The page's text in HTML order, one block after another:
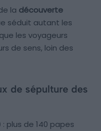
la découverte
séduit autant les
les voyageurs
de sens, loin des
de sépulture des
: plus de 140 papes